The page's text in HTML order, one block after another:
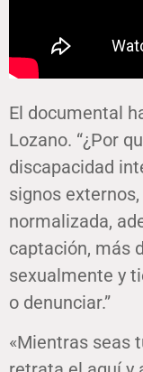
El documental
Lozano. “¿Por
discapacidad
signos
normalizada,
captación, más
sexualmente y
o denunciar.”
«Mientras seas